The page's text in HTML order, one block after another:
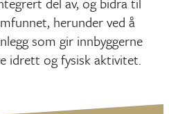
herunder ved å
som gir innbyggerne
idrett og fysisk aktivitet.